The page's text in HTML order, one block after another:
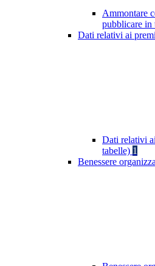
Ammontare
pubblicare in
Dati relativi ai premi
Dati relativi
tabelle) 1
Benessere